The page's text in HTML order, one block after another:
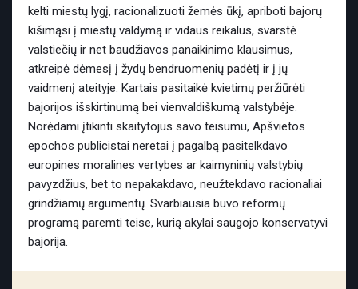
kelti miestų lygį, racionalizuoti žemės ūkį, apriboti bajorų
kišimąsi į miestų valdymą ir vidaus reikalus, svarstė
valstiečių ir net baudžiavos panaikinimo klausimus,
atkreipė dėmesį į žydų bendruomenių padėtį ir į jų
vaidmenį ateityje. Kartais pasitaikė kvietimų peržiūrėti
bajorijos išskirtinumą bei vienvaldiškumą valstybėje.
Norėdami įtikinti skaitytojus savo teisumu, Apšvietos
epochos publicistai neretai į pagalbą pasitelkdavo
europines moralines vertybes ar kaimyninių valstybių
pavyzdžius, bet to nepakakdavo, neužtekdavo racionaliai
grindžiamų argumentų. Svarbiausia buvo reformų
programą paremti teise, kurią akylai saugojo konservatyvi
bajorija.